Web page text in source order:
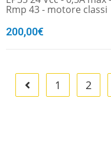
Rmp 43 - motore classi
200,00€
1 2